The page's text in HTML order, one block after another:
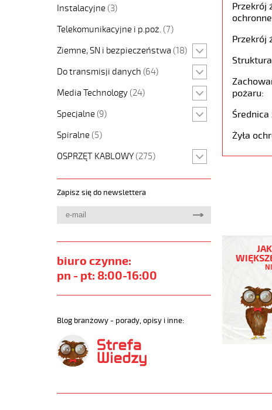
Instalacyjne (3)
Telekomunikacyjne i p.poż. (7)
Ziemne, SN i bezpieczeństwa (18)
Do transmisji danych (64)
Media Technology (24)
Specjalne (9)
Spiralne (5)
OSPRZĘT KABLOWY (275)
Zapisz się do newslettera
biuro czynne:
pn - pt: 8:00-16:00
Blog branżowy - porady, opisy i inne:
Przekrój
Przekrój
pożaru:
Średnica
Żyła
PURÖ-
Kabel
elastyczny
300/500V
szary,izol.pur
C-